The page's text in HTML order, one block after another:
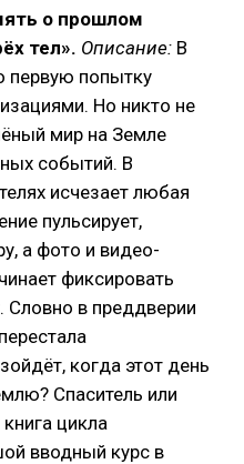
о прошлом
тел». Описание: В
первую попытку
Но никто не
мир на Земле
событий. В
исчезает любая
пульсирует,
а фото и видео-
фиксировать
Словно в преддверии
когда этот день
Спаситель или
цикла
вводный курс в